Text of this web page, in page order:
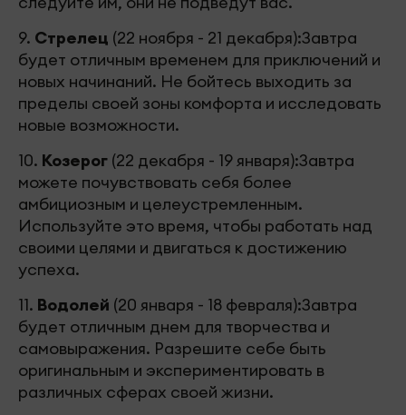
9. Стрелец (22 ноября - 21 декабря):Завтра
будет отличным временем для приключений и
новых начинаний. Не бойтесь выходить за
пределы своей зоны комфорта и исследовать
новые возможности.
10. Козерог (22 декабря - 19 января):Завтра
можете почувствовать себя более
амбициозным и целеустремленным.
Используйте это время, чтобы работать над
своими целями и двигаться к достижению
успеха.
11. Водолей (20 января - 18 февраля):Завтра
будет отличным днем для творчества и
самовыражения. Разрешите себе быть
оригинальным и экспериментировать в
различных сферах своей жизни.